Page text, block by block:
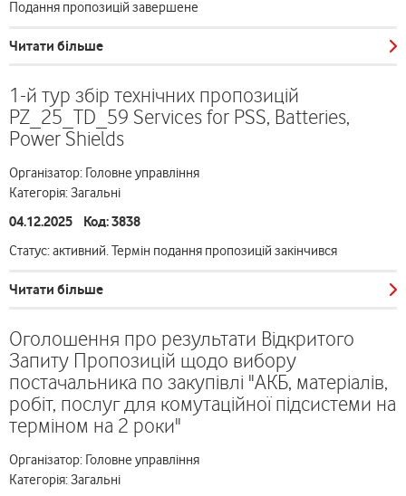
Подання пропозицій завершене
Читати більше
1-й тур збір технічних пропозицій
PZ_25_TD_59 Services for PSS, Batteries,
Power Shields
Організатор: Головне управління
Категорія: Загальні
04.12.2025 Код: 3838
Статус: активний. Термін подання пропозицій закінчився
Читати більше
Оголошення про результати Відкритого
Запиту Пропозицій щодо вибору
постачальника по закупівлі "АКБ, матеріалів,
робіт, послуг для комутаційної підсистеми на
терміном на 2 роки"
Організатор: Головне управління
Категорія: Загальні